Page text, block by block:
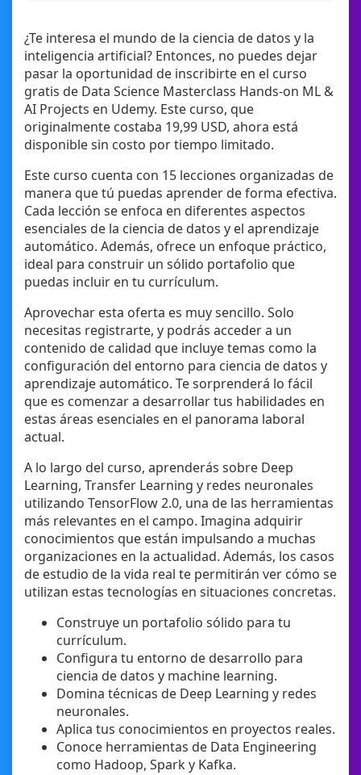
¿Te interesa el mundo de la ciencia de datos y la
inteligencia artificial? Entonces, no puedes dejar
pasar la oportunidad de inscribirte en el curso
gratis de Data Science Masterclass Hands-on ML &
AI Projects en Udemy. Este curso, que
originalmente costaba 19,99 USD, ahora está
disponible sin costo por tiempo limitado.
Este curso cuenta con 15 lecciones organizadas de
manera que tú puedas aprender de forma efectiva.
Cada lección se enfoca en diferentes aspectos
esenciales de la ciencia de datos y el aprendizaje
automático. Además, ofrece un enfoque práctico,
ideal para construir un sólido portafolio que
puedas incluir en tu currículum.
Aprovechar esta oferta es muy sencillo. Solo
necesitas registrarte, y podrás acceder a un
contenido de calidad que incluye temas como la
configuración del entorno para ciencia de datos y
aprendizaje automático. Te sorprenderá lo fácil
que es comenzar a desarrollar tus habilidades en
estas áreas esenciales en el panorama laboral
actual.
A lo largo del curso, aprenderás sobre Deep
Learning, Transfer Learning y redes neuronales
utilizando TensorFlow 2.0, una de las herramientas
más relevantes en el campo. Imagina adquirir
conocimientos que están impulsando a muchas
organizaciones en la actualidad. Además, los casos
de estudio de la vida real te permitirán ver cómo se
utilizan estas tecnologías en situaciones concretas.
Construye un portafolio sólido para tu
currículum.
Configura tu entorno de desarrollo para
ciencia de datos y machine learning.
Domina técnicas de Deep Learning y redes
neuronales.
Aplica tus conocimientos en proyectos reales.
Conoce herramientas de Data Engineering
como Hadoop, Spark y Kafka.